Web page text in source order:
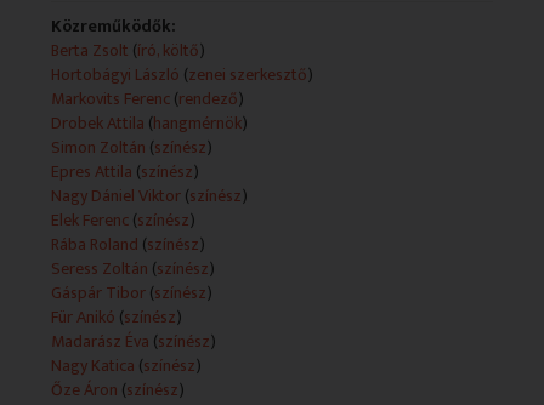
Rádióra alkalmazta és rendezte: Markovits Ferenc
(2018)
A felvételt készítette: Drobek Attila
(A Duna Médiaszolgáltató Nonprofit Zrt.
megrendelésére, az MTVA megbízásából készítette a
Kaneta Produkció 2018-ban)
Közreműködők:
Berta Zsolt (író, költő)
Hortobágyi László (zenei szerkesztő)
Markovits Ferenc(rendező)
Drobek Attila (hangmérnök)
Simon Zoltán (színész)
Epres Attila (színész)
Nagy Dániel Viktor(színész)
Elek Ferenc(színész)
Rába Roland (színész)
Seress Zoltán (színész)
Gáspár Tibor(színész)
Für Anikó (színész)
Madarász Éva (színész)
Nagy Katica (színész)
Őze Áron (színész)